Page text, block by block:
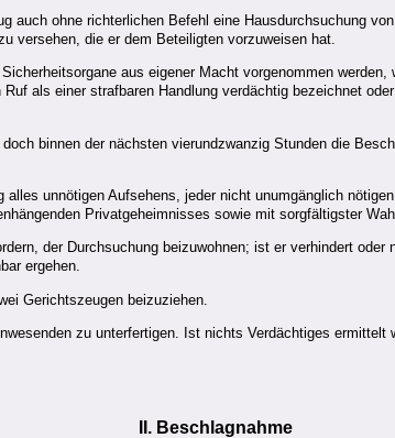
auch ohne richterlichen Befehl eine Hausdurchsuchung
versehen, die er dem Beteiligten vorzuweisen hat.
aus eigener Macht vorgenommen
als einer strafbaren Handlung verdächtig bezeichnet
binnen der nächsten vierundzwanzig Stunden die
unnötigen Aufsehens, jeder nicht unumgänglich
Privatgeheimnisses sowie mit sorgfältigster
der Durchsuchung beizuwohnen; ist er verhindert
ergehen.
Gerichtszeugen beizuziehen.
zu unterfertigen. Ist nichts Verdächtiges
II. Beschlagnahme